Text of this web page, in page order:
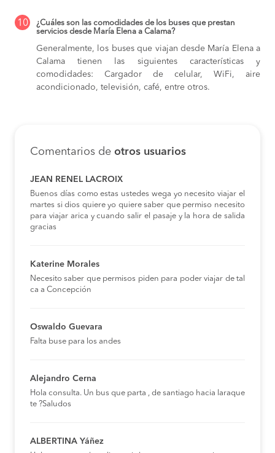
10
¿Cuáles son las comodidades de los buses que prestan
servicios desde María Elena a Calama?
Generalmente, los buses que viajan desde María Elena a
Calama tienen las siguientes características y
comodidades: Cargador de celular, WiFi, aire
acondicionado, televisión, café, entre otros.
Comentarios de otros usuarios
JEAN RENEL LACROIX
Buenos días como estas ustedes wega yo necesito viajar el
martes si dios quiere yo quiere saber que permiso necesito
para viajar arica y cuando salir el pasaje y la hora de salida
gracias
Katerine Morales
Necesito saber que permisos piden para poder viajar de tal
ca a Concepción
Oswaldo Guevara
Falta buse para los andes
Alejandro Cerna
Hola consulta. Un bus que parta , de santiago hacia laraque
te ?Saludos
ALBERTINA Yáñez